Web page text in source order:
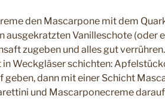
den Mascarpone mit dem
ausgekratzten Vanilleschote (oder
zugeben und alles gut verrühren.
in Weckgläser schichten:
geben, dann mit einer Schicht
und Mascarponecreme